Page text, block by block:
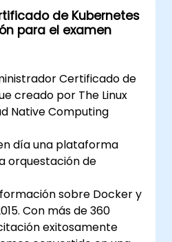
para implementar y
web en clúster.
y monitorear un clúster
de Kubernetes
para el examen
Certificado de
creado por The Linux
Native Computing
día una plataforma
orquestación de
sobre Docker y
Con más de 360
exitosamente